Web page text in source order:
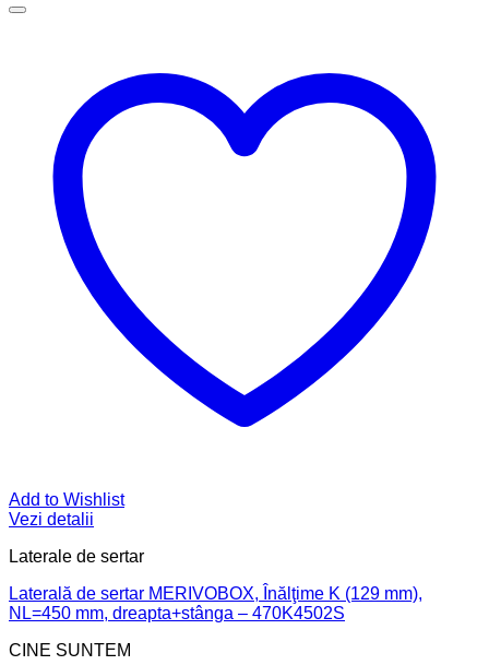
Add to Wishlist
Vezi detalii
Laterale de sertar
Laterală de sertar MERIVOBOX, Înălţime K (129 mm),
NL=450 mm, dreapta+stânga – 470K4502S
CINE SUNTEM